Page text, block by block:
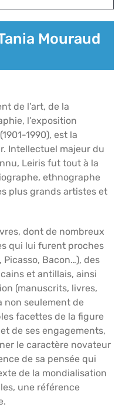
Mouraud
de l’art, de la
l’exposition
1990), est la
Intellectuel majeur du
Leiris fut tout à la
ethnographe
plus grands artistes et
dont de nombreux
qui lui furent proches
Picasso, Bacon…), des
et antillais, ainsi
(manuscrits, livres,
non seulement de
facettes de la figure
de ses engagements,
le caractère novateur
de sa pensée qui
de la mondialisation
une référence